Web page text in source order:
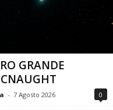
GRANDE
- 7 Agosto 2026 0